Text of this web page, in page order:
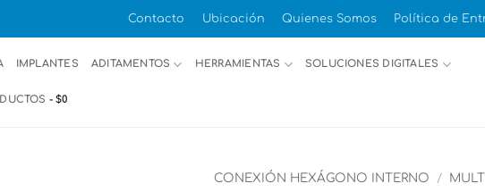
Contacto Ubicación Quienes Somos Política de
IMPLANTES ADITAMENTOS HERRAMIENTAS SOLUCIONES DIGITALES
$0
CONEXIÓN HEXÁGONO INTERNO /